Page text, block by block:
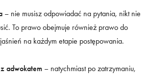
– nie musisz odpowiadać na pytania, nikt nie
To prawo obejmuje również prawo do
na każdym etapie postępowania.
adwokatem – natychmiast po zatrzymaniu,